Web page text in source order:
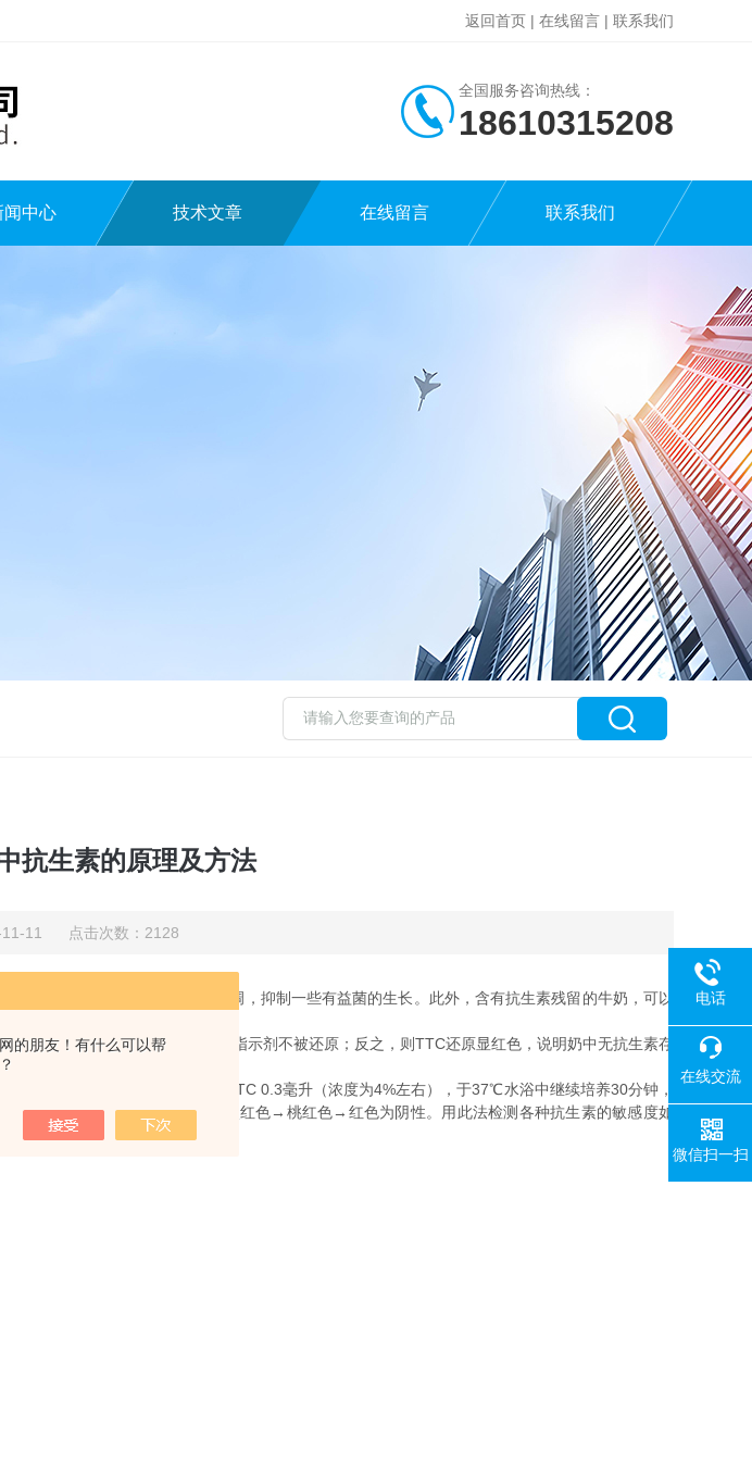
的朋友！有什么可以帮
返回首页 | 在线留言 | 联系我们
全国服务咨询热线：
18610315208
闻中心 技术文章 在线留言 联系我们
抗生素的原理及方法
11-11 点击次数：2128
药性，造成人体肠道内菌群失调，抑制一些有益菌的生长。此外，含有抗生素残留的牛奶，可以
原理和方法如下。
显色，因为细菌不繁殖，TTC指示剂不被还原；反之，则TTC还原显红色，说明奶中无抗生素存
水浴中保温培养2小时。加TTC 0.3毫升（浓度为4%左右），于37℃水浴中继续培养30分钟，
，仍为原色者，则为阳性；由淡红色→桃红色→红色为阴性。用此法检测各种抗生素的敏感度如
电话
在线交流
微信扫一扫